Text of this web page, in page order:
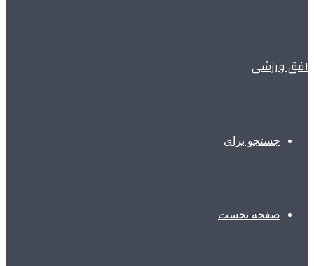
افق ورزشی
جستجو برای
صفحه نخست